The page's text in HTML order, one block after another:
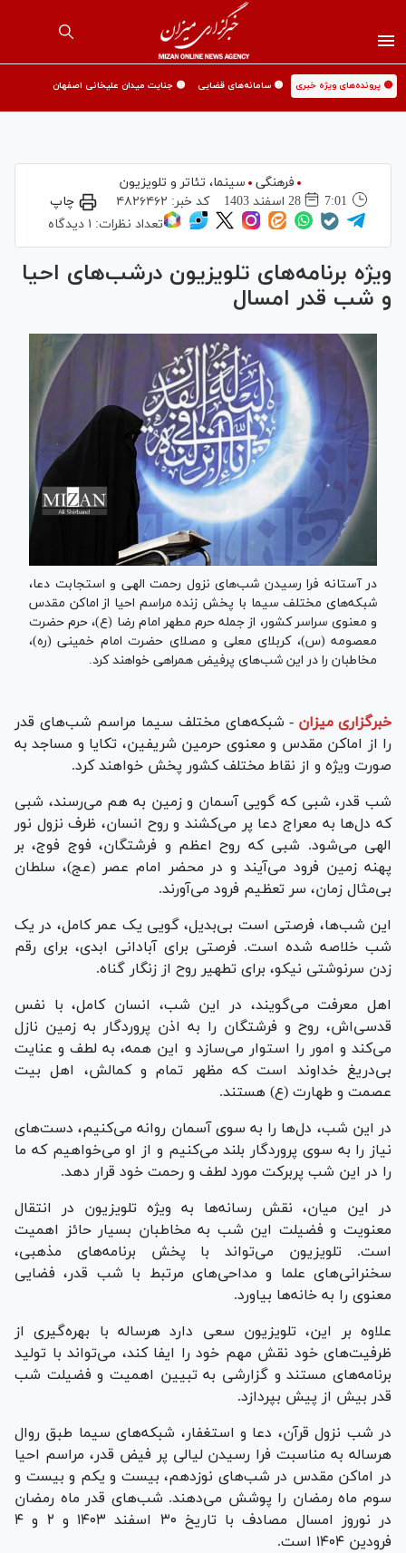
🟡 پرونده‌های ویژه خبری 🟡 سامانه‌های قضایی 🟡 جنایت میدان علیخانی اصفهان
فرهنگی
سینما،‌ تئاتر و تلویزیون
7:01
28 اسفند 1403 کد خبر: ۴۸۲۶۴۶۲
چاپ
تعداد نظرات: ۱ دیدگاه
ویژه برنامه‌های تلویزیون درشب‌های احیا
و شب قدر امسال
در آستانه فرا رسیدن شب‌های نزول رحمت الهی و استجابت دعا،
شبکه‌های مختلف سیما با پخش زنده مراسم احیا از اماکن مقدس
و معنوی سراسر کشور، از جمله حرم مطهر امام رضا (ع)، حرم حضرت
معصومه (س)، کربلای معلی و مصلای حضرت امام خمینی (ره)،
مخاطبان را در این شب‌های پرفیض همراهی خواهند کرد.
خبرگزاری میزان - شبکه‌های مختلف سیما مراسم شب‌های قدر
را از اماکن مقدس و معنوی حرمین شریفین، تکایا و مساجد به
صورت ویژه و از نقاط مختلف کشور پخش خواهند کرد.
شب قدر، شبی که گویی آسمان و زمین به هم می‌رسند، شبی
که دل‌ها به معراج دعا پر می‌کشند و روح انسان، ظرف نزول نور
الهی می‌شود. شبی که روح اعظم و فرشتگان، فوج فوج، بر
پهنه زمین فرود می‌آیند و در محضر امام عصر (عج)، سلطان
بی‌مثال زمان، سر تعظیم فرود می‌آورند.
این شب‌ها، فرصتی است بی‌بدیل، گویی یک عمر کامل، در یک
شب خلاصه شده است. فرصتی برای آبادانی ابدی، برای رقم
زدن سرنوشتی نیکو، برای تطهیر روح از زنگار گناه.
اهل معرفت می‌گویند، در این شب، انسان کامل، با نفس
قدسی‌اش، روح و فرشتگان را به اذن پروردگار به زمین نازل
می‌کند و امور را استوار می‌سازد و این همه، به لطف و عنایت
بی‌دریغ خداوند است که مظهر تمام و کمالش، اهل بیت
عصمت و طهارت (ع) هستند.
در این شب، دل‌ها را به سوی آسمان روانه می‌کنیم، دست‌های
نیاز را به سوی پروردگار بلند می‌کنیم و از او می‌خواهیم که ما
را در این شب پربرکت مورد لطف و رحمت خود قرار دهد.
در این میان، نقش رسانه‌ها به ویژه تلویزیون در انتقال
معنویت و فضیلت این شب به مخاطبان بسیار حائز اهمیت
است. تلویزیون می‌تواند با پخش برنامه‌های مذهبی،
سخنرانی‌های علما و مداحی‌های مرتبط با شب قدر، فضایی
معنوی را به خانه‌ها بیاورد.
علاوه بر این، تلویزیون سعی دارد هرساله با بهره‌گیری از
ظرفیت‌های خود نقش مهم خود را ایفا کند، می‌تواند با تولید
برنامه‌های مستند و گزارشی به تبیین اهمیت و فضیلت شب
قدر بیش از پیش بپردازد.
در شب نزول قرآن، دعا و استغفار، شبکه‌های سیما طبق روال
هرساله به مناسبت فرا رسیدن لیالی پر فیض قدر، مراسم احیا
در اماکن مقدس در شب‌های نوزدهم، بیست و یکم و بیست و
سوم ماه رمضان را پوشش می‌دهند. شب‌های قدر ماه رمضان
در نوروز امسال مصادف با تاریخ ۳۰ اسفند ۱۴۰۳ و ۲ و ۴
فرودین ۱۴۰۴ است.